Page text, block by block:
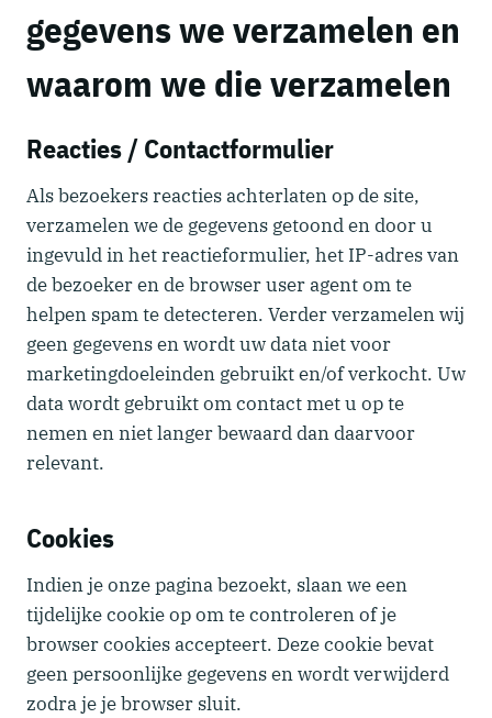
gegevens we verzamelen en
waarom we die verzamelen
Reacties / Contactformulier
Als bezoekers reacties achterlaten op de site,
verzamelen we de gegevens getoond en door u
ingevuld in het reactieformulier, het IP-adres van
de bezoeker en de browser user agent om te
helpen spam te detecteren. Verder verzamelen wij
geen gegevens en wordt uw data niet voor
marketingdoeleinden gebruikt en/of verkocht. Uw
data wordt gebruikt om contact met u op te
nemen en niet langer bewaard dan daarvoor
relevant.
Cookies
Indien je onze pagina bezoekt, slaan we een
tijdelijke cookie op om te controleren of je
browser cookies accepteert. Deze cookie bevat
geen persoonlijke gegevens en wordt verwijderd
zodra je je browser sluit.